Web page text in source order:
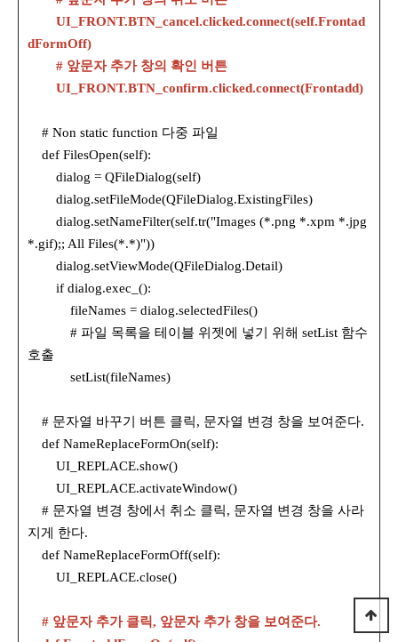
UI_FRONT.BTN_cancel.clicked.connect(self.Frontad
dFormOff)
# 앞문자 추가 창의 확인 버튼
UI_FRONT.BTN_confirm.clicked.connect(Frontadd)
# Non static function 다중 파일
def FilesOpen(self):
dialog = QFileDialog(self)
dialog.setFileMode(QFileDialog.ExistingFiles)
dialog.setNameFilter(self.tr("Images (*.png *.xpm *.jpg
*.gif);; All Files(*.*)"))
dialog.setViewMode(QFileDialog.Detail)
if dialog.exec_():
fileNames = dialog.selectedFiles()
# 파일 목록을 테이블 위젯에 넣기 위해 setList 함수
호출
setList(fileNames)
# 문자열 바꾸기 버튼 클릭, 문자열 변경 창을 보여준다.
def NameReplaceFormOn(self):
UI_REPLACE.show()
UI_REPLACE.activateWindow()
# 문자열 변경 창에서 취소 클릭, 문자열 변경 창을 사라
지게 한다.
def NameReplaceFormOff(self):
UI_REPLACE.close()
# 앞문자 추가 클릭, 앞문자 추가 창을 보여준다.